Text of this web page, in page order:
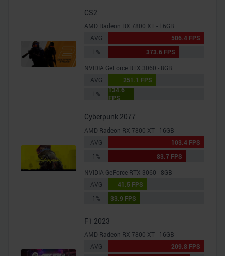
CS2
AMD Radeon RX 7800 XT - 16GB
AVG
506.4 FPS
1%
373.6 FPS
NVIDIA GeForce RTX 3060 - 8GB
AVG
251.1 FPS
1%
134.6
FPS
Cyberpunk 2077
AMD Radeon RX 7800 XT - 16GB
AVG
103.4 FPS
1%
83.7 FPS
NVIDIA GeForce RTX 3060 - 8GB
AVG
41.5 FPS
1%
33.9 FPS
F1 2023
AMD Radeon RX 7800 XT - 16GB
AVG
209.8 FPS